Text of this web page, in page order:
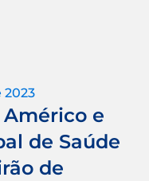
2023
e
de Saúde
de